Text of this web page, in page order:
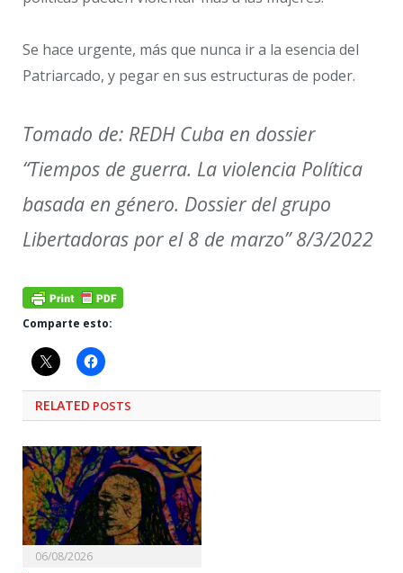
Se hace urgente, más que nunca ir a la esencia del
Patriarcado, y pegar en sus estructuras de poder.
Tomado de: REDH Cuba en dossier
“Tiempos de guerra. La violencia Política
basada en género. Dossier del grupo
Libertadoras por el 8 de marzo” 8/3/2022
Comparte esto:
RELATED POSTS
06/08/2026